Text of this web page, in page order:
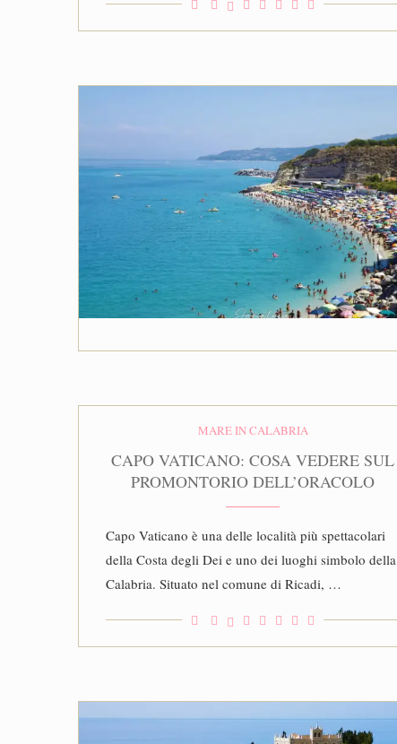
MARE IN CALABRIA
CAPO VATICANO: COSA VEDERE SUL
PROMONTORIO DELL’ORACOLO
Capo Vaticano è una delle località più spettacolari
della Costa degli Dei e uno dei luoghi simbolo della
Calabria. Situato nel comune di Ricadi, …